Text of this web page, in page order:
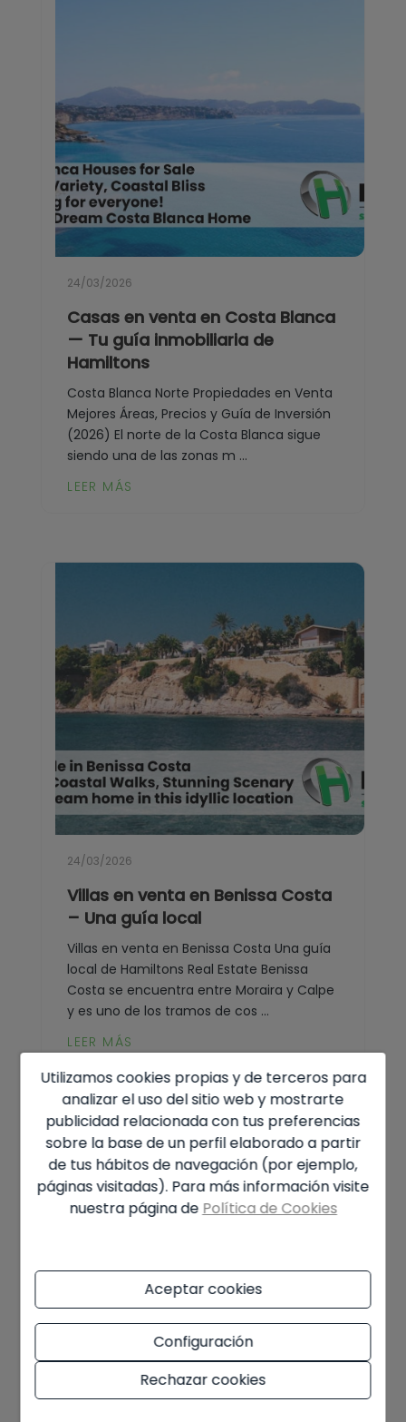
24/03/2026
Casas en venta en Costa Blanca
— Tu guía inmobiliaria de
Hamiltons
Costa Blanca Norte Propiedades en Venta
Mejores Áreas, Precios y Guía de Inversión
(2026) El norte de la Costa Blanca sigue
siendo una de las zonas m ...
LEER MÁS
24/03/2026
Villas en venta en Benissa Costa
– Una guía local
Villas en venta en Benissa Costa Una guía
local de Hamiltons Real Estate Benissa
Costa se encuentra entre Moraira y Calpe
y es uno de los tramos de cos ...
LEER MÁS
Utilizamos cookies propias y de terceros para
analizar el uso del sitio web y mostrarte
publicidad relacionada con tus preferencias
sobre la base de un perfil elaborado a partir
de tus hábitos de navegación (por ejemplo,
páginas visitadas). Para más información visite
nuestra página de Política de Cookies
Aceptar cookies
Configuración
Rechazar cookies